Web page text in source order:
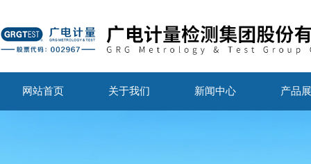
网站首页 关于我们 新闻中心 产品